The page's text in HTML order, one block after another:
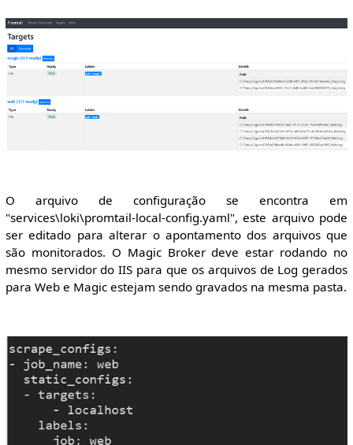
O arquivo de configuração se encontra em
"services\loki\promtail-local-config.yaml", este arquivo pode
ser editado para alterar o apontamento dos arquivos que
são monitorados. O Magic Broker deve estar rodando no
mesmo servidor do IIS para que os arquivos de Log gerados
para Web e Magic estejam sendo gravados na mesma pasta.